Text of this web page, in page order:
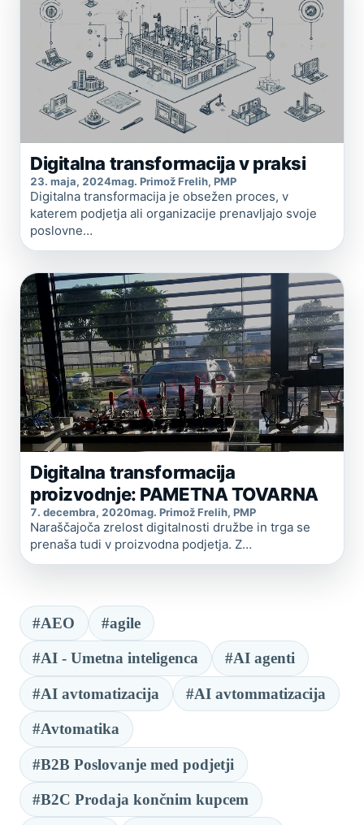
Digitalna transformacija v praksi
23. maja, 2024mag. Primož Frelih, PMP
Digitalna transformacija je obsežen proces, v
katerem podjetja ali organizacije prenavljajo svoje
poslovne…
Digitalna transformacija
proizvodnje: PAMETNA TOVARNA
7. decembra, 2020mag. Primož Frelih, PMP
Naraščajoča zrelost digitalnosti družbe in trga se
prenaša tudi v proizvodna podjetja. Z…
#AEO #agile
#AI - Umetna inteligenca #AI agenti
#AI avtomatizacija #AI avtommatizacija
#Avtomatika
#B2B Poslovanje med podjetji
#B2C Prodaja končnim kupcem